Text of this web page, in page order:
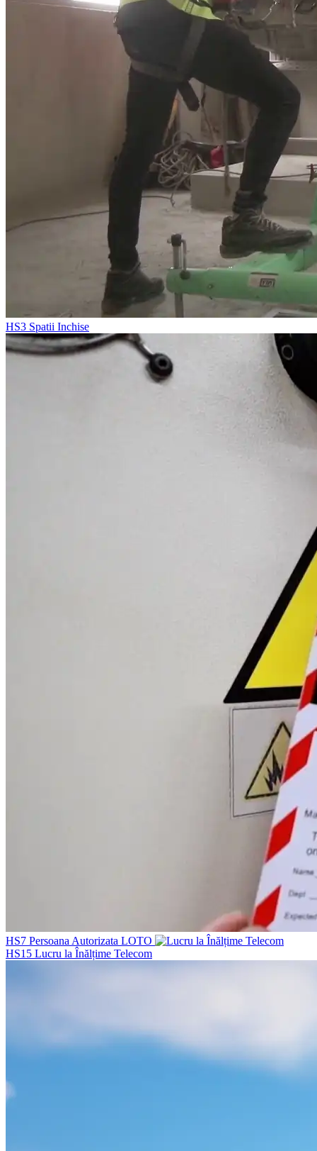
HS3 Spatii Inchise
HS7 Persoana Autorizata LOTO
HS15 Lucru la Înălțime Telecom